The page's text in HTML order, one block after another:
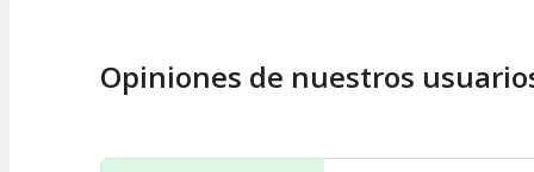
Opiniones de nuestros